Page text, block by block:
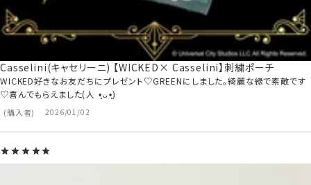
Casselini(キャセリーニ) 【WICKED× Casselini】刺繍ポーチ
購入者 2026/01/02
WICKED好きなお友だちにプレゼント♡GREENにしました。綺麗な緑で素敵です
♡喜んでもらえました(⁠人⁠ ⁠•͈⁠ᴗ⁠•͈⁠)